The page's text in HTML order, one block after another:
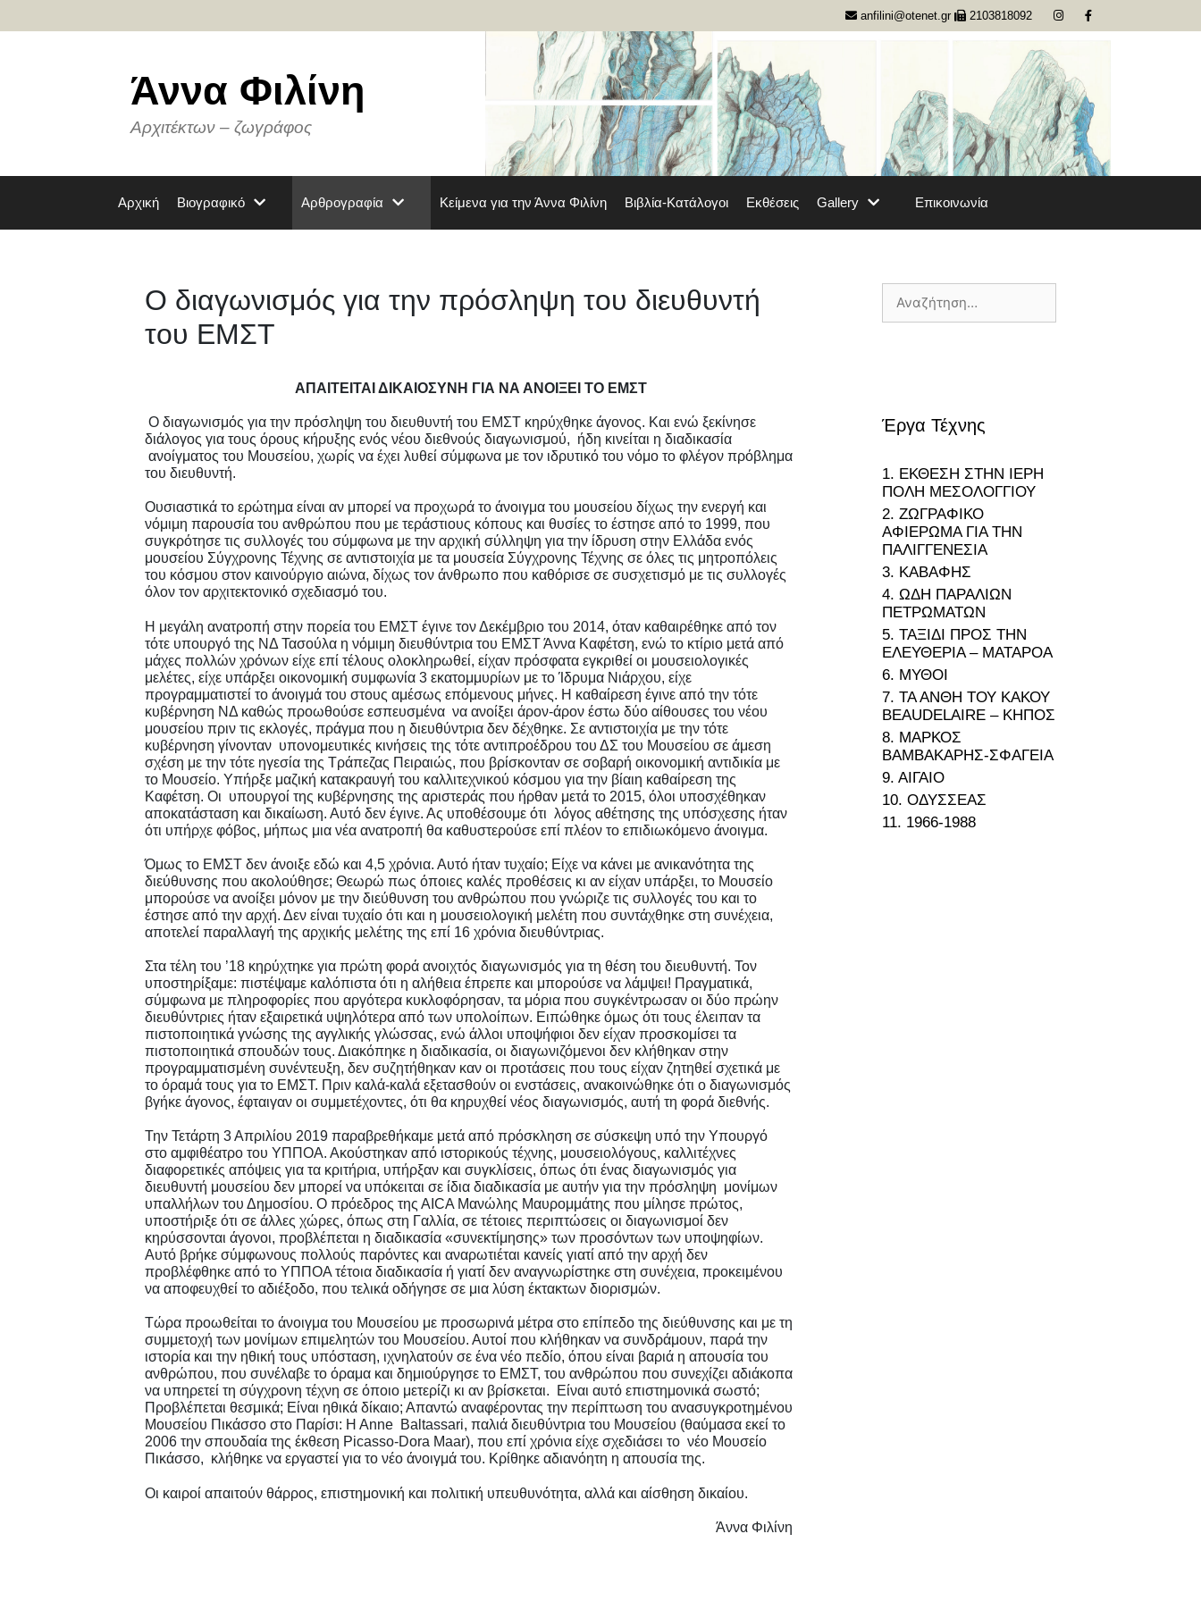
anfilini@otenet.gr 2103818092
Άννα Φιλίνη
Αρχιτέκτων – ζωγράφος
Αρχική Βιογραφικό Αρθρογραφία Κείμενα για την Άννα Φιλίνη Βιβλία-Κατάλογοι Εκθέσεις Gallery Επικοινωνία
Ο διαγωνισμός για την πρόσληψη του διευθυντή
του ΕΜΣΤ
ΑΠΑΙΤΕΙΤΑΙ ΔΙΚΑΙΟΣΥΝΗ ΓΙΑ ΝΑ ΑΝΟΙΞΕΙ ΤΟ ΕΜΣΤ
Ο διαγωνισμός για την πρόσληψη του διευθυντή του ΕΜΣΤ κηρύχθηκε άγονος. Και ενώ ξεκίνησε
διάλογος για τους όρους κήρυξης ενός νέου διεθνούς διαγωνισμού, ήδη κινείται η διαδικασία
ανοίγματος του Μουσείου, χωρίς να έχει λυθεί σύμφωνα με τον ιδρυτικό του νόμο το φλέγον πρόβλημα
του διευθυντή.
Ουσιαστικά το ερώτημα είναι αν μπορεί να προχωρά το άνοιγμα του μουσείου δίχως την ενεργή και
νόμιμη παρουσία του ανθρώπου που με τεράστιους κόπους και θυσίες το έστησε από το 1999, που
συγκρότησε τις συλλογές του σύμφωνα με την αρχική σύλληψη για την ίδρυση στην Ελλάδα ενός
μουσείου Σύγχρονης Τέχνης σε αντιστοιχία με τα μουσεία Σύγχρονης Τέχνης σε όλες τις μητροπόλεις
του κόσμου στον καινούργιο αιώνα, δίχως τον άνθρωπο που καθόρισε σε συσχετισμό με τις συλλογές
όλον τον αρχιτεκτονικό σχεδιασμό του.
Η μεγάλη ανατροπή στην πορεία του ΕΜΣΤ έγινε τον Δεκέμβριο του 2014, όταν καθαιρέθηκε από τον
τότε υπουργό της ΝΔ Τασούλα η νόμιμη διευθύντρια του ΕΜΣΤ Άννα Καφέτση, ενώ το κτίριο μετά από
μάχες πολλών χρόνων είχε επί τέλους ολοκληρωθεί, είχαν πρόσφατα εγκριθεί οι μουσειολογικές
μελέτες, είχε υπάρξει οικονομική συμφωνία 3 εκατομμυρίων με το Ίδρυμα Νιάρχου, είχε
προγραμματιστεί το άνοιγμά του στους αμέσως επόμενους μήνες. Η καθαίρεση έγινε από την τότε
κυβέρνηση ΝΔ καθώς προωθούσε εσπευσμένα να ανοίξει άρον-άρον έστω δύο αίθουσες του νέου
μουσείου πριν τις εκλογές, πράγμα που η διευθύντρια δεν δέχθηκε. Σε αντιστοιχία με την τότε
κυβέρνηση γίνονταν υπονομευτικές κινήσεις της τότε αντιπροέδρου του ΔΣ του Μουσείου σε άμεση
σχέση με την τότε ηγεσία της Τράπεζας Πειραιώς, που βρίσκονταν σε σοβαρή οικονομική αντιδικία με
το Μουσείο. Υπήρξε μαζική κατακραυγή του καλλιτεχνικού κόσμου για την βίαιη καθαίρεση της
Καφέτση. Οι υπουργοί της κυβέρνησης της αριστεράς που ήρθαν μετά το 2015, όλοι υποσχέθηκαν
αποκατάσταση και δικαίωση. Αυτό δεν έγινε. Ας υποθέσουμε ότι λόγος αθέτησης της υπόσχεσης ήταν
ότι υπήρχε φόβος, μήπως μια νέα ανατροπή θα καθυστερούσε επί πλέον το επιδιωκόμενο άνοιγμα.
Όμως το ΕΜΣΤ δεν άνοιξε εδώ και 4,5 χρόνια. Αυτό ήταν τυχαίο; Είχε να κάνει με ανικανότητα της
διεύθυνσης που ακολούθησε; Θεωρώ πως όποιες καλές προθέσεις κι αν είχαν υπάρξει, το Μουσείο
μπορούσε να ανοίξει μόνον με την διεύθυνση του ανθρώπου που γνώριζε τις συλλογές του και το
έστησε από την αρχή. Δεν είναι τυχαίο ότι και η μουσειολογική μελέτη που συντάχθηκε στη συνέχεια,
αποτελεί παραλλαγή της αρχικής μελέτης της επί 16 χρόνια διευθύντριας.
Στα τέλη του ’18 κηρύχτηκε για πρώτη φορά ανοιχτός διαγωνισμός για τη θέση του διευθυντή. Τον
υποστηρίξαμε: πιστέψαμε καλόπιστα ότι η αλήθεια έπρεπε και μπορούσε να λάμψει! Πραγματικά,
σύμφωνα με πληροφορίες που αργότερα κυκλοφόρησαν, τα μόρια που συγκέντρωσαν οι δύο πρώην
διευθύντριες ήταν εξαιρετικά υψηλότερα από των υπολοίπων. Ειπώθηκε όμως ότι τους έλειπαν τα
πιστοποιητικά γνώσης της αγγλικής γλώσσας, ενώ άλλοι υποψήφιοι δεν είχαν προσκομίσει τα
πιστοποιητικά σπουδών τους. Διακόπηκε η διαδικασία, οι διαγωνιζόμενοι δεν κλήθηκαν στην
προγραμματισμένη συνέντευξη, δεν συζητήθηκαν καν οι προτάσεις που τους είχαν ζητηθεί σχετικά με
το όραμά τους για το ΕΜΣΤ. Πριν καλά-καλά εξετασθούν οι ενστάσεις, ανακοινώθηκε ότι ο διαγωνισμός
βγήκε άγονος, έφταιγαν οι συμμετέχοντες, ότι θα κηρυχθεί νέος διαγωνισμός, αυτή τη φορά διεθνής.
Την Τετάρτη 3 Απριλίου 2019 παραβρεθήκαμε μετά από πρόσκληση σε σύσκεψη υπό την Υπουργό
στο αμφιθέατρο του ΥΠΠΟΑ. Ακούστηκαν από ιστορικούς τέχνης, μουσειολόγους, καλλιτέχνες
διαφορετικές απόψεις για τα κριτήρια, υπήρξαν και συγκλίσεις, όπως ότι ένας διαγωνισμός για
διευθυντή μουσείου δεν μπορεί να υπόκειται σε ίδια διαδικασία με αυτήν για την πρόσληψη μονίμων
υπαλλήλων του Δημοσίου. Ο πρόεδρος της ΑΙCA Μανώλης Μαυρομμάτης που μίλησε πρώτος,
υποστήριξε ότι σε άλλες χώρες, όπως στη Γαλλία, σε τέτοιες περιπτώσεις οι διαγωνισμοί δεν
κηρύσσονται άγονοι, προβλέπεται η διαδικασία «συνεκτίμησης» των προσόντων των υποψηφίων.
Αυτό βρήκε σύμφωνους πολλούς παρόντες και αναρωτιέται κανείς γιατί από την αρχή δεν
προβλέφθηκε από το ΥΠΠΟΑ τέτοια διαδικασία ή γιατί δεν αναγνωρίστηκε στη συνέχεια, προκειμένου
να αποφευχθεί το αδιέξοδο, που τελικά οδήγησε σε μια λύση έκτακτων διορισμών.
Τώρα προωθείται το άνοιγμα του Μουσείου με προσωρινά μέτρα στο επίπεδο της διεύθυνσης και με τη
συμμετοχή των μονίμων επιμελητών του Μουσείου. Αυτοί που κλήθηκαν να συνδράμουν, παρά την
ιστορία και την ηθική τους υπόσταση, ιχνηλατούν σε ένα νέο πεδίο, όπου είναι βαριά η απουσία του
ανθρώπου, που συνέλαβε το όραμα και δημιούργησε το ΕΜΣΤ, του ανθρώπου που συνεχίζει αδιάκοπα
να υπηρετεί τη σύγχρονη τέχνη σε όποιο μετερίζι κι αν βρίσκεται. Είναι αυτό επιστημονικά σωστό;
Προβλέπεται θεσμικά; Είναι ηθικά δίκαιο; Απαντώ αναφέροντας την περίπτωση του ανασυγκροτημένου
Μουσείου Πικάσσο στο Παρίσι: Η Αnne Baltassari, παλιά διευθύντρια του Μουσείου (θαύμασα εκεί το
2006 την σπουδαία της έκθεση Picasso-Dora Maar), που επί χρόνια είχε σχεδιάσει το νέο Μουσείο
Πικάσσο, κλήθηκε να εργαστεί για το νέο άνοιγμά του. Κρίθηκε αδιανόητη η απουσία της.
Οι καιροί απαιτούν θάρρος, επιστημονική και πολιτική υπευθυνότητα, αλλά και αίσθηση δικαίου.
Άννα Φιλίνη
για:
Έργα Τέχνης
1. ΕΚΘΕΣΗ ΣΤΗΝ ΙΕΡΗ
ΠΟΛΗ ΜΕΣΟΛΟΓΓΙΟΥ
2. ΖΩΓΡΑΦΙΚΟ
ΑΦΙΕΡΩΜΑ ΓΙΑ ΤΗΝ
ΠΑΛΙΓΓΕΝΕΣΙΑ
3. ΚΑΒΑΦΗΣ
4. ΩΔΗ ΠΑΡΑΛΙΩΝ
ΠΕΤΡΩΜΑΤΩΝ
5. ΤΑΞΙΔΙ ΠΡΟΣ ΤΗΝ
ΕΛΕΥΘΕΡΙΑ – ΜΑΤΑΡΟΑ
6. ΜΥΘΟΙ
7. ΤΑ ΑΝΘΗ ΤΟΥ ΚΑΚΟΥ
BEAUDELAIRE – ΚΗΠΟΣ
8. ΜΑΡΚΟΣ
ΒΑΜΒΑΚΑΡΗΣ-ΣΦΑΓΕΙΑ
9. ΑΙΓΑΙΟ
10. ΟΔΥΣΣΕΑΣ
11. 1966-1988